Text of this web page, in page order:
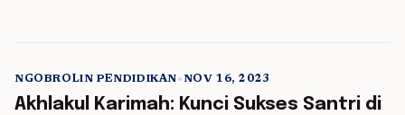
5 min read
NGOBROLIN PENDIDIKAN•NOV 16, 2023
Akhlakul Karimah: Kunci Sukses Santri di